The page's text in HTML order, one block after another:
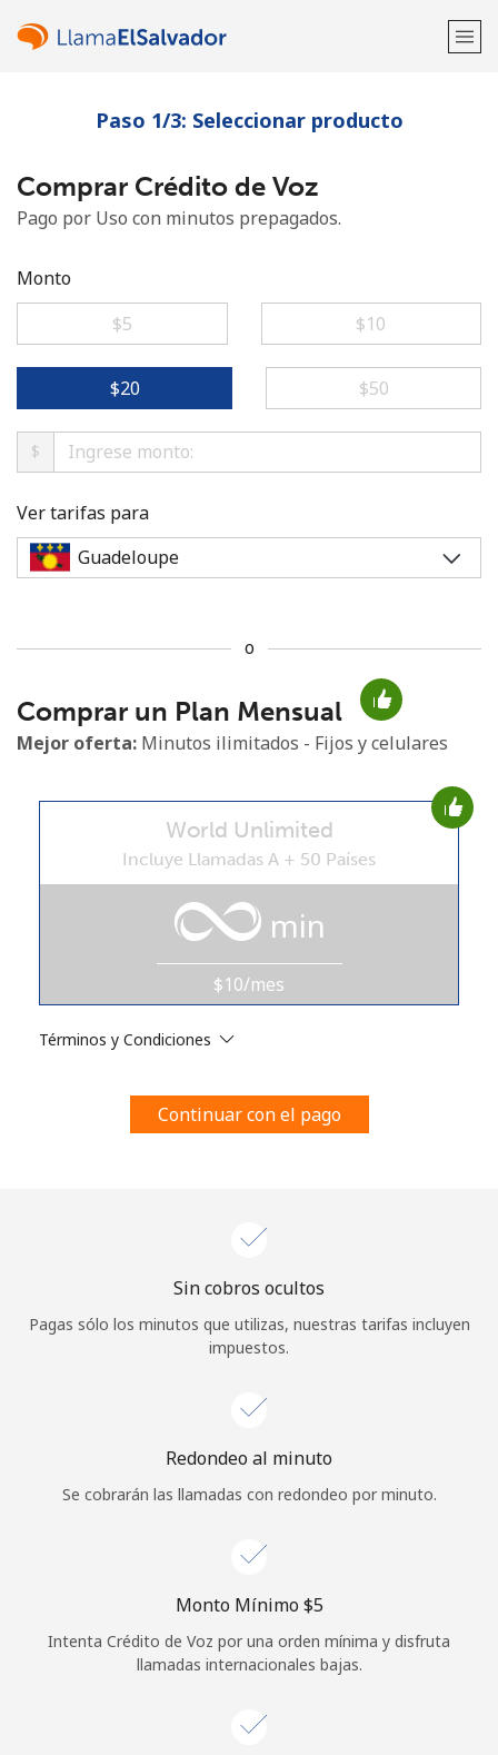
¡Bienvenido!
¿Ya tienes una cuenta?Inicia sesión →
No se ha creado una contraseña
Mínimo 8 caracteres
Una letra mayúscula y una minúscula
Un número
estosTérminos y condiciones.
Únete
¡Hola!
Inicia sesión oREGÍSTRATE →
¿Olvidaste tu contraseña? →
Continuar con
Paso 1/3: Seleccionar producto
Comprar Crédito de Voz
Pago por Uso con minutos prepagados.
Monto
⁦$5⁩
⁦$10⁩
⁦$20⁩ ⁦$50⁩
$
Ver tarifas para
o
Comprar un Plan Mensual
Mejor oferta: Minutos ilimitados - Fijos y celulares
World Unlimited
Incluye Llamadas A + 50 Países
min
$10/mes
Términos y Condiciones
Continuar con el pago
Sin cobros ocultos
Pagas sólo los minutos que utilizas, nuestras tarifas incluyen
impuestos.
Redondeo al minuto
Se cobrarán las llamadas con redondeo por minuto.
Monto Mínimo ⁦$5⁩
Intenta Crédito de Voz por una orden mínima y disfruta
llamadas internacionales bajas.